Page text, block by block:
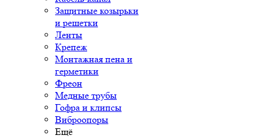
Защитные козырьки
и решетки
Ленты
Крепеж
Монтажная пена и
герметики
Фреон
Медные трубы
Гофра и клипсы
Виброопоры
Ещё